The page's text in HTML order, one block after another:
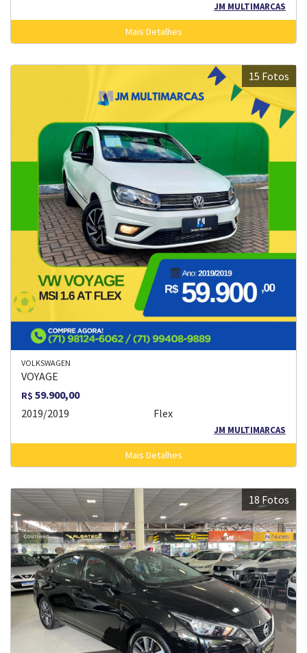
JM MULTIMARCAS
Mais Detalhes
15 Fotos
VOLKSWAGEN
VOYAGE
R$ 59.900,00
2019/2019
Flex
JM MULTIMARCAS
Mais Detalhes
18 Fotos